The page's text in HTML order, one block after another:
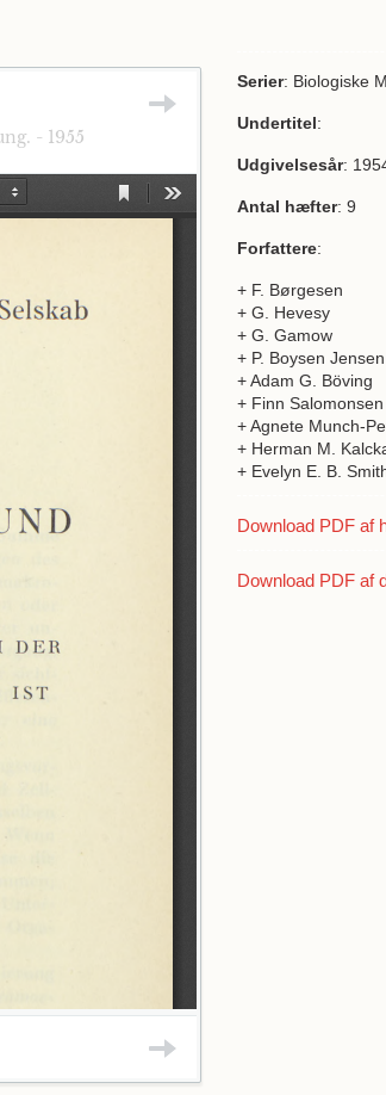
- 1955
Serier: Biologiske
Undertitel:
Udgivelsesår:
Antal hæfter: 9
Forfattere:
+ F. Børgesen
+ G. Hevesy
+ G. Gamow
+ P. Boysen Jensen
+ Adam G. Böving
+ Finn Salomonsen
+ Agnete Munch-
+ Herman M.
+ Evelyn E. B.
Download PDF af
Download PDF af